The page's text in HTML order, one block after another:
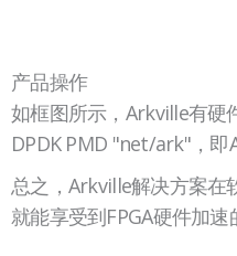
产品操作
空
标
题
如框图所示，Arkville有硬
DPDK PMD "net/ark"，
总之，Arkville解决方案在
就能享受到FPGA硬件加速